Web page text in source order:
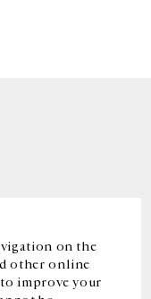
on the
other online
improve your